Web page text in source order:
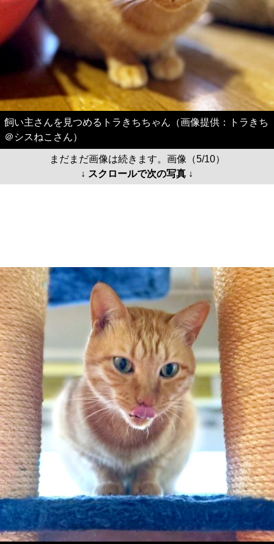
飼い主さんを見つめるトラきちちゃん（画像提供：トラきち
＠シスねこさん）
まだまだ画像は続きます。画像（5/10）
↓ スクロールで次の写真 ↓